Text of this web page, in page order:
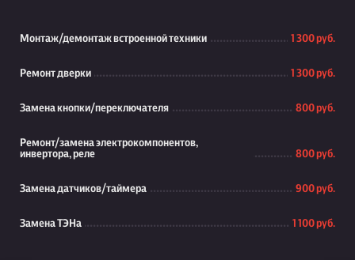
Монтаж/демонтаж встроенной техники 1 300 руб.
Ремонт дверки 1 300 руб.
Замена кнопки/переключателя 800 руб.
Ремонт/замена электрокомпонентов,
инвертора, реле
800 руб.
Замена датчиков/таймера 900 руб.
Замена ТЭНа 1 100 руб.